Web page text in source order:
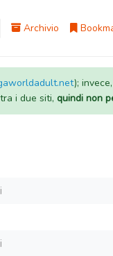
Archivio
);
i due siti, quindi non